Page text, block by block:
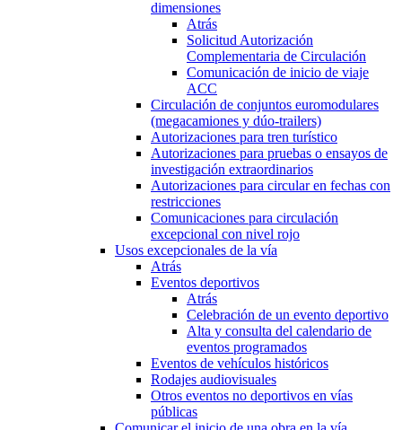
dimensiones
Atrás
Solicitud Autorización
Complementaria de Circulación
Comunicación de inicio de viaje
ACC
Circulación de conjuntos euromodulares
(megacamiones y dúo-trailers)
Autorizaciones para tren turístico
Autorizaciones para pruebas o ensayos de
investigación extraordinarios
Autorizaciones para circular en fechas con
restricciones
Comunicaciones para circulación
excepcional con nivel rojo
Usos excepcionales de la vía
Atrás
Eventos deportivos
Atrás
Celebración de un evento deportivo
Alta y consulta del calendario de
eventos programados
Eventos de vehículos históricos
Rodajes audiovisuales
Otros eventos no deportivos en vías
públicas